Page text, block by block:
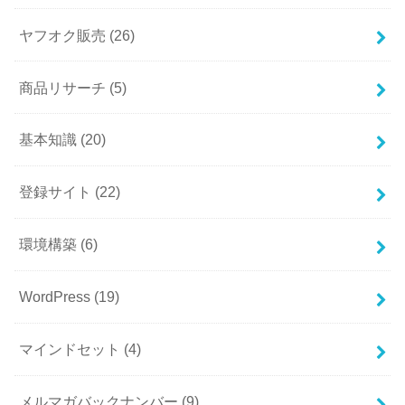
ヤフオク販売 (26)
商品リサーチ (5)
基本知識 (20)
登録サイト (22)
環境構築 (6)
WordPress (19)
マインドセット (4)
メルマガバックナンバー (9)